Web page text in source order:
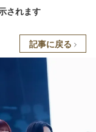
されます
記事に戻る